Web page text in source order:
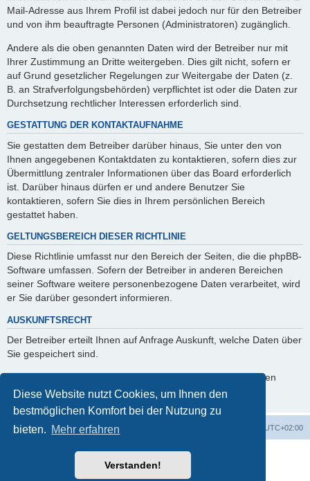
Diese Website nutzt Cookies, um Ihnen den
bestmöglichen Komfort bei der Nutzung zu
bieten. Mehr erfahren
Verstanden!
Mail-Adresse aus Ihrem Profil ist dabei jedoch nur für den Betreiber
und von ihm beauftragte Personen (Administratoren) zugänglich.
Andere als die oben genannten Daten wird der Betreiber nur mit
Ihrer Zustimmung an Dritte weitergeben. Dies gilt nicht, sofern er
auf Grund gesetzlicher Regelungen zur Weitergabe der Daten (z.
B. an Strafverfolgungsbehörden) verpflichtet ist oder die Daten zur
Durchsetzung rechtlicher Interessen erforderlich sind.
GESTATTUNG DER KONTAKTAUFNAHME
Sie gestatten dem Betreiber darüber hinaus, Sie unter den von
Ihnen angegebenen Kontaktdaten zu kontaktieren, sofern dies zur
Übermittlung zentraler Informationen über das Board erforderlich
ist. Darüber hinaus dürfen er und andere Benutzer Sie
kontaktieren, sofern Sie dies in Ihrem persönlichen Bereich
gestattet haben.
GELTUNGSBEREICH DIESER RICHTLINIE
Diese Richtlinie umfasst nur den Bereich der Seiten, die die phpBB-
Software umfassen. Sofern der Betreiber in anderen Bereichen
seiner Software weitere personenbezogene Daten verarbeitet, wird
er Sie darüber gesondert informieren.
AUSKUNFTSRECHT
Der Betreiber erteilt Ihnen auf Anfrage Auskunft, welche Daten über
Sie gespeichert sind.
Sie können jederzeit die Löschung bzw. Sperrung Ihrer Daten
verlangen. Kontaktieren Sie hierzu bitte den Betreiber.
Startseite Foren-Übersicht UTC+02:00
Powered byphpBB® Forum Software © phpBB Limited
Deutsche Übersetzung durch
phpBB Events Calendar